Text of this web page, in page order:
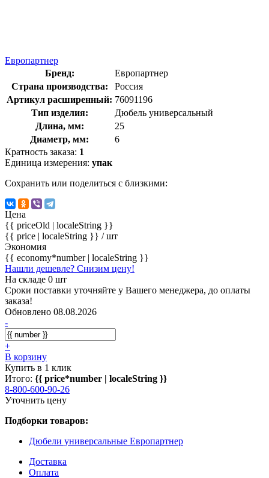
Европартнер
Бренд:
Европартнер
Страна производства:
Россия
Артикул расширенный: 76091196
Тип изделия:
Дюбель универсальный
Длина, мм:
25
Диаметр, мм:
6
Кратность заказа: 1
Единица измерения: упак
Сохранить или поделиться с близкими:
Цена
{{ priceOld | localeString }}
{{ price | localeString }} / шт
Экономия
{{ economy*number | localeString }}
Нашли дешевле? Снизим цену!
На складе 0 шт
Сроки поставки уточняйте у Вашего менеджера, до оплаты
заказа!
Обновлено 08.08.2026
-
+
В корзину
Купить в 1 клик
Итого: {{ price*number | localeString }}
8-800-600-90-26
Уточнить цену
Подборки товаров:
Дюбели универсальные Европартнер
Доставка
Оплата